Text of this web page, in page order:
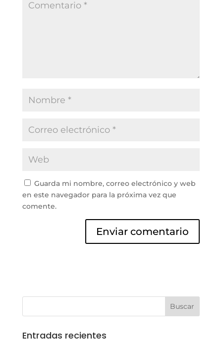
Guarda mi nombre, correo electrónico y web
en este navegador para la próxima vez que
comente.
Entradas recientes